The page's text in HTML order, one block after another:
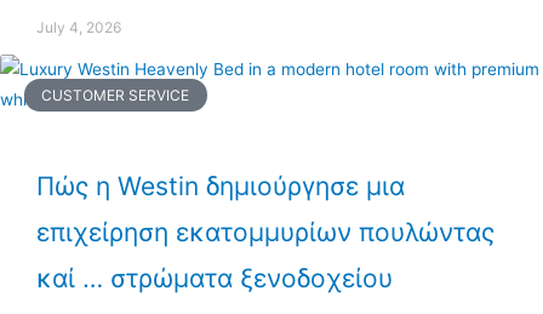
July 4, 2026
CUSTOMER SERVICE
Πώς η Westin δημιούργησε μια
επιχείρηση εκατομμυρίων πουλώντας
καί … στρώματα ξενοδοχείου